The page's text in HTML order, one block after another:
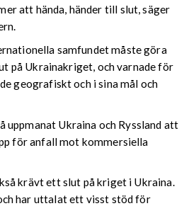
att hända, händer till slut, säger
samfundet måste göra
på Ukrainakriget, och varnade för
geografiskt och i sina mål och
uppmanat Ukraina och Ryssland att
för anfall mot kommersiella
krävt ett slut på kriget i Ukraina.
har uttalat ett visst stöd för